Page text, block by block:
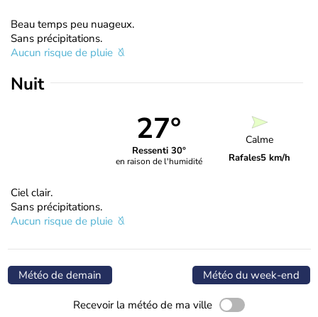
Beau temps peu nuageux.
Sans précipitations.
Aucun risque de pluie
Nuit
27°
Ressenti 30°
en raison de l'humidité
Calme
Rafales5 km/h
Ciel clair.
Sans précipitations.
Aucun risque de pluie
Météo de demain Météo du week-end
Recevoir la météo de ma ville